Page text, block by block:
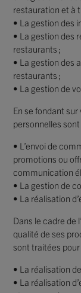
restauration et à
• La gestion des
• La gestion des
restaurants ;
• La gestion des
restaurants ;
• La gestion de
En se fondant
personnelles
• L’envoi de
promotions ou
communication
• La gestion de
• La réalisation
Dans le cadre de
qualité de ses
sont traitées
• La réalisation
• La réalisation